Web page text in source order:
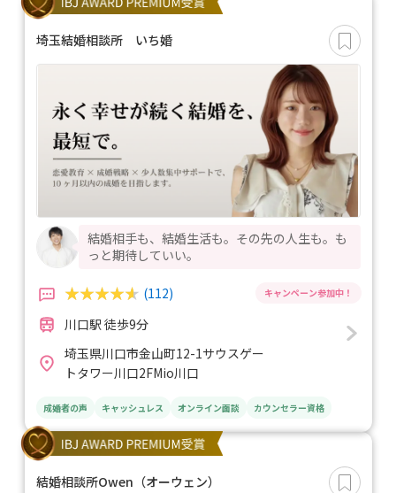
埼玉結婚相談所 いち婚
結婚相手も、結婚生活も。その先の人生も。も
っと期待していい。
(112)
川口駅 徒歩9分
埼玉県川口市金山町12-1サウスゲー
トタワー川口2FMio川口
成婚者の声 キャッシュレス オンライン面談 カウンセラー資格
結婚相談所Owen（オーウェン）